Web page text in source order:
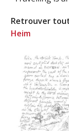
Retrouver
Heim